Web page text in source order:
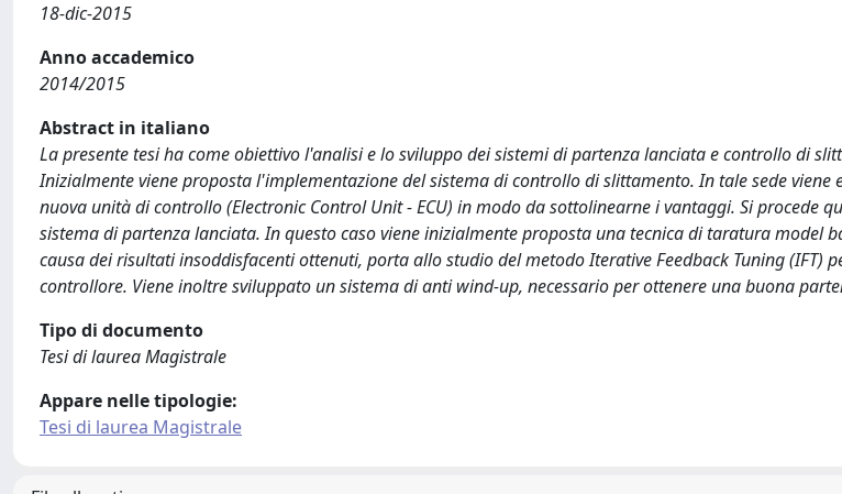
18-dic-2015
Anno accademico
2014/2015
Abstract in italiano
La presente tesi ha come obiettivo l'analisi e lo sviluppo dei sistemi di partenza lanciata e controllo di
Inizialmente viene proposta l'implementazione del sistema di controllo di slittamento. In tale sede viene
nuova unità di controllo (Electronic Control Unit - ECU) in modo da sottolinearne i vantaggi. Si procede
sistema di partenza lanciata. In questo caso viene inizialmente proposta una tecnica di taratura model
causa dei risultati insoddisfacenti ottenuti, porta allo studio del metodo Iterative Feedback Tuning (IFT)
controllore. Viene inoltre sviluppato un sistema di anti wind-up, necessario per ottenere una buona
Tipo di documento
Tesi di laurea Magistrale
Appare nelle tipologie:
Tesi di laurea Magistrale